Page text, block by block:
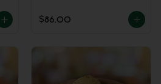
$86.00